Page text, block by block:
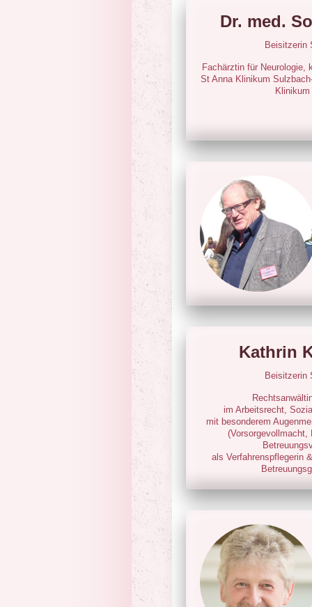
Dr. med.
Beisitzerin
Fachärztin für Neurologie,
St Anna Klinikum
Kathrin
Beisitzerin
im Arbeitsrecht,
mit besonderem
(Vorsorgevollmacht,
als Verfahrenspflegerin